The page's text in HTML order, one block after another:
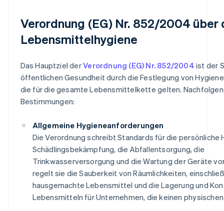
Verordnung (EG) Nr. 852/2004 über
Lebensmittelhygiene
Das Hauptziel derVerordnung (EG) Nr. 852/2004 ist der
öffentlichen Gesundheit durch die Festlegung von
die für die gesamte Lebensmittelkette gelten.
Bestimmungen:
Allgemeine Hygieneanforderungen
Die Verordnung schreibt Standards für die persönliche
Schädlingsbekämpfung, die Abfallentsorgung, die
Trinkwasserversorgung und die Wartung der Geräte
regelt sie die Sauberkeit von Räumlichkeiten,
hausgemachte Lebensmittel und die Lagerung und
Lebensmitteln für Unternehmen, die keinen